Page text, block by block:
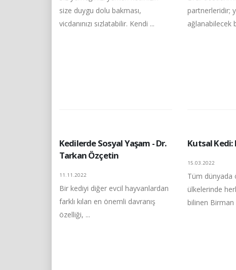
size duygu dolu bakması,
vicdanınızı sızlatabilir. Kendi ...
partnerleridir;
ağlanabilecek
Kedilerde Sosyal Yaşam - Dr.
Tarkan Özçetin
11.11.2022
Bir kediyi diğer evcil hayvanlardan
farklı kılan en önemli davranış
özelliği, ...
Kutsal Kedi:
15.03.2022
Tüm dünyada
ülkelerinde
bilinen Birman